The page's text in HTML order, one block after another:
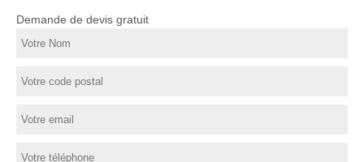
Demande de devis gratuit